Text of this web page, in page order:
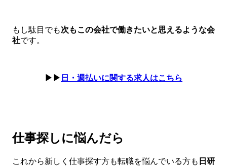
もし駄目でも次もこの会社で働きたいと思えるような会
社です。
▶▶ 日・週払いに関する求人はこちら
仕事探しに悩んだら
これから新しく仕事探す方も転職を悩んでいる方も 日研